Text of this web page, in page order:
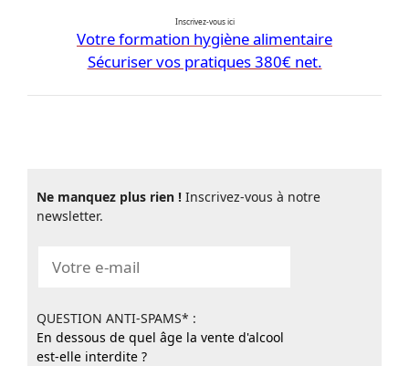
Inscrivez-vous ici
Votre formation hygiène alimentaire
Sécuriser vos pratiques 380€ net.
Ne manquez plus rien ! Inscrivez-vous à notre
newsletter.
QUESTION ANTI-SPAMS* :
En dessous de quel âge la vente d'alcool
est-elle interdite ?